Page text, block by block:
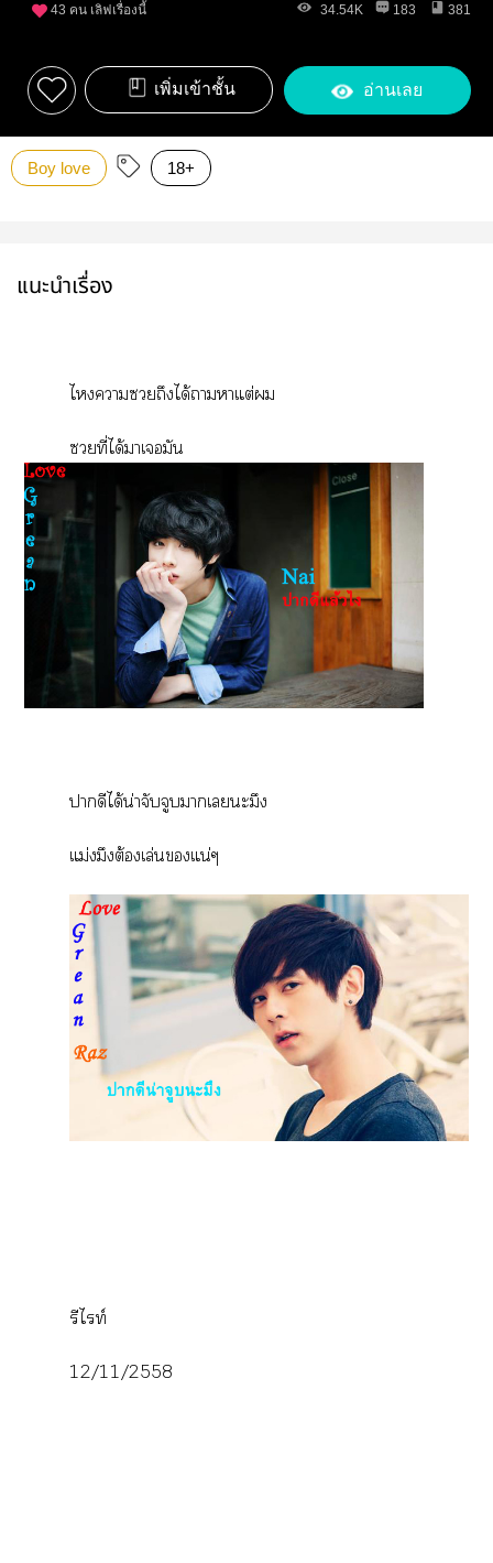
43 คน เลิฟเรื่องนี้ 34.54K 183 381
เพิ่มเข้าชั้น อ่านเลย
Boy love 18+
แนะนำเรื่อง
ไาถึงได้าาแต่
ที่ได้าเมัน
าดีได้น่าจับจูบาเะมึง
แม่งมึงต้องเล่นแน่ๆ
รีไท์
12/11/2558